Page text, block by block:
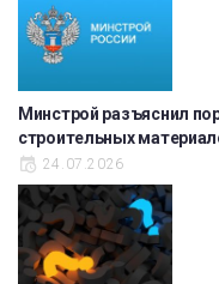
Минстрой разъяснил
строительных
24.07.2026